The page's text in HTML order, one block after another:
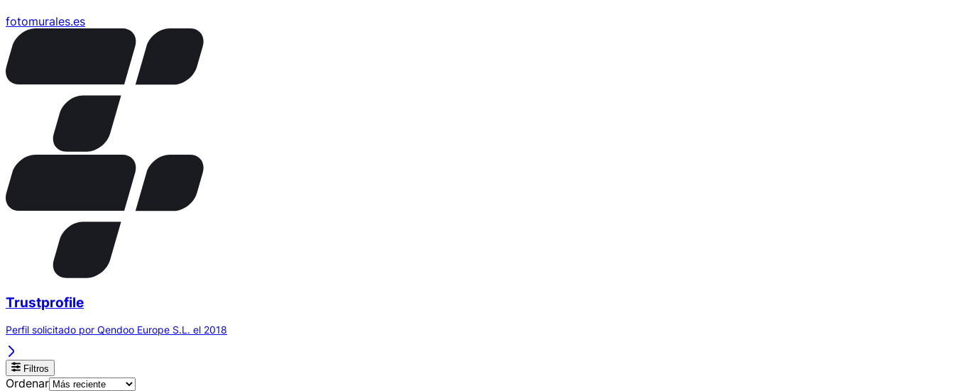
fotomurales.es
Trustprofile
Perfil solicitado por Qendoo Europe S.L. el 2018
Filtros
Ordenar